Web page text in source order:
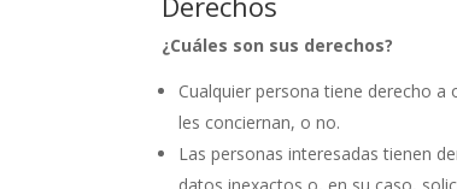
¿Cuáles son sus derechos?
Cualquier persona tiene derecho
les conciernan, o no.
Las personas interesadas tienen